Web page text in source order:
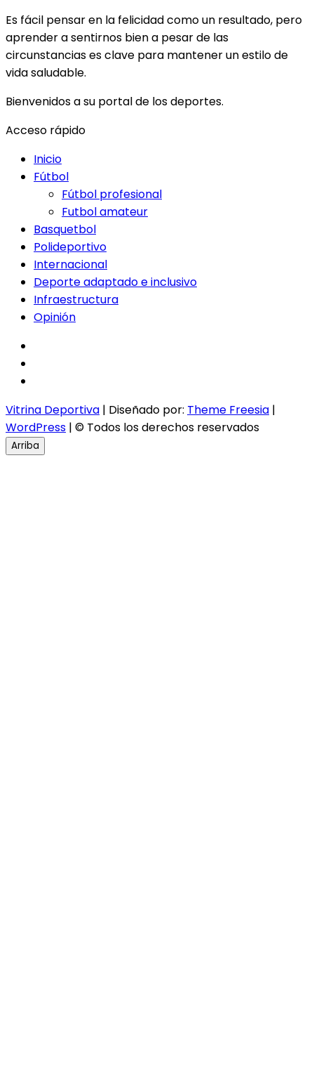
Es fácil pensar en la felicidad como un resultado, pero
aprender a sentirnos bien a pesar de las
circunstancias es clave para mantener un estilo de
vida saludable.
Bienvenidos a su portal de los deportes.
Acceso rápido
Inicio
Fútbol
Fútbol profesional
Futbol amateur
Basquetbol
Polideportivo
Internacional
Deporte adaptado e inclusivo
Infraestructura
Opinión
Vitrina Deportiva | Diseñado por: Theme Freesia |
WordPress | © Todos los derechos reservados
Arriba